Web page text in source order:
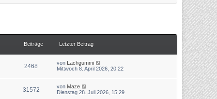
Beiträge Letzter Beitrag
2468 von Lachgummi
e
e
t
Mittwoch 8. April 2026, 20:22
31572 von Maze
e
Dienstag 28. Juli 2026, 15:29